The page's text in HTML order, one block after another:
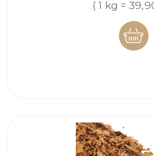
( 1 kg =